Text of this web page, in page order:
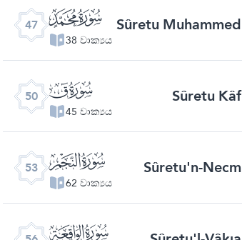
47 ﯜ
38 වාක්‍යය
Sûretu Muhammed
50 ﯟ
45 වාක්‍යය
Sûretu Kâf
53 ﯢ
62 වාක්‍යය
Sûretu'n-Necm
ﯥ